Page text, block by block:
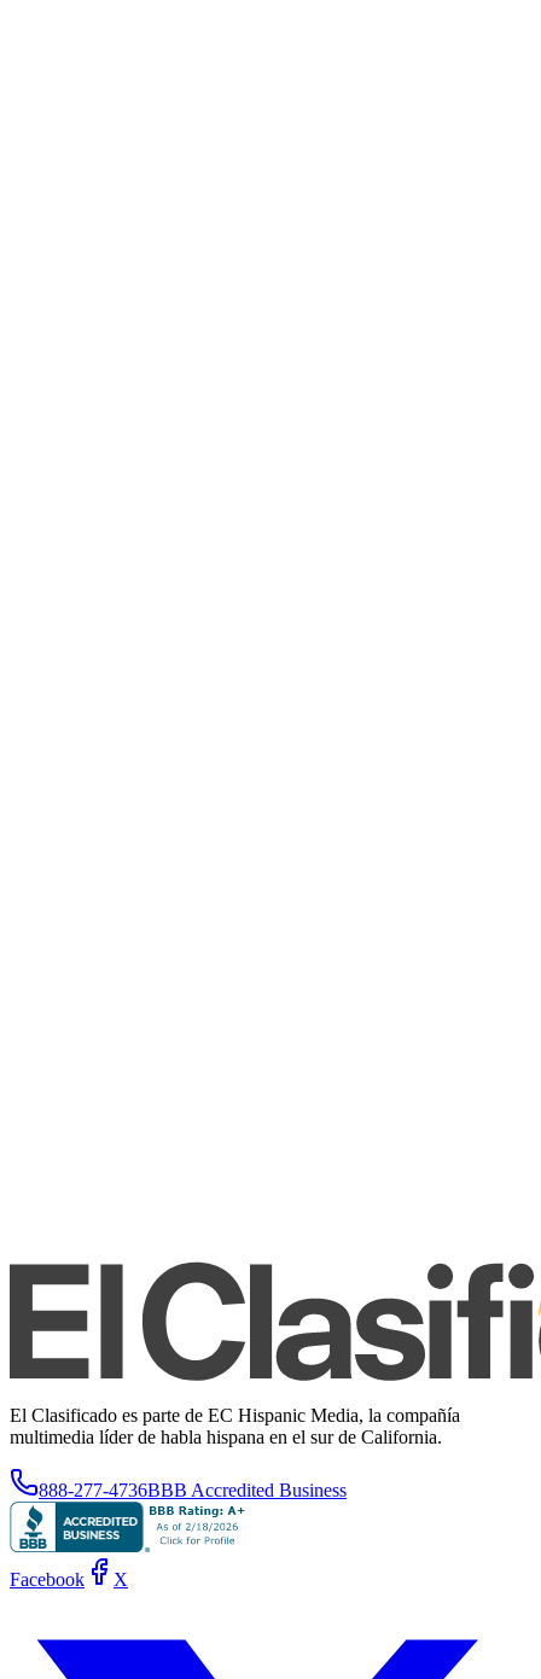
El Clasificado es parte de EC Hispanic Media, la compañía
multimedia líder de habla hispana en el sur de California.
888-277-4736BBB Accredited Business
Facebook X